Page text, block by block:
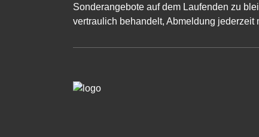
Sonderangebote auf dem Laufenden zu
vertraulich behandelt, Abmeldung jederzeit